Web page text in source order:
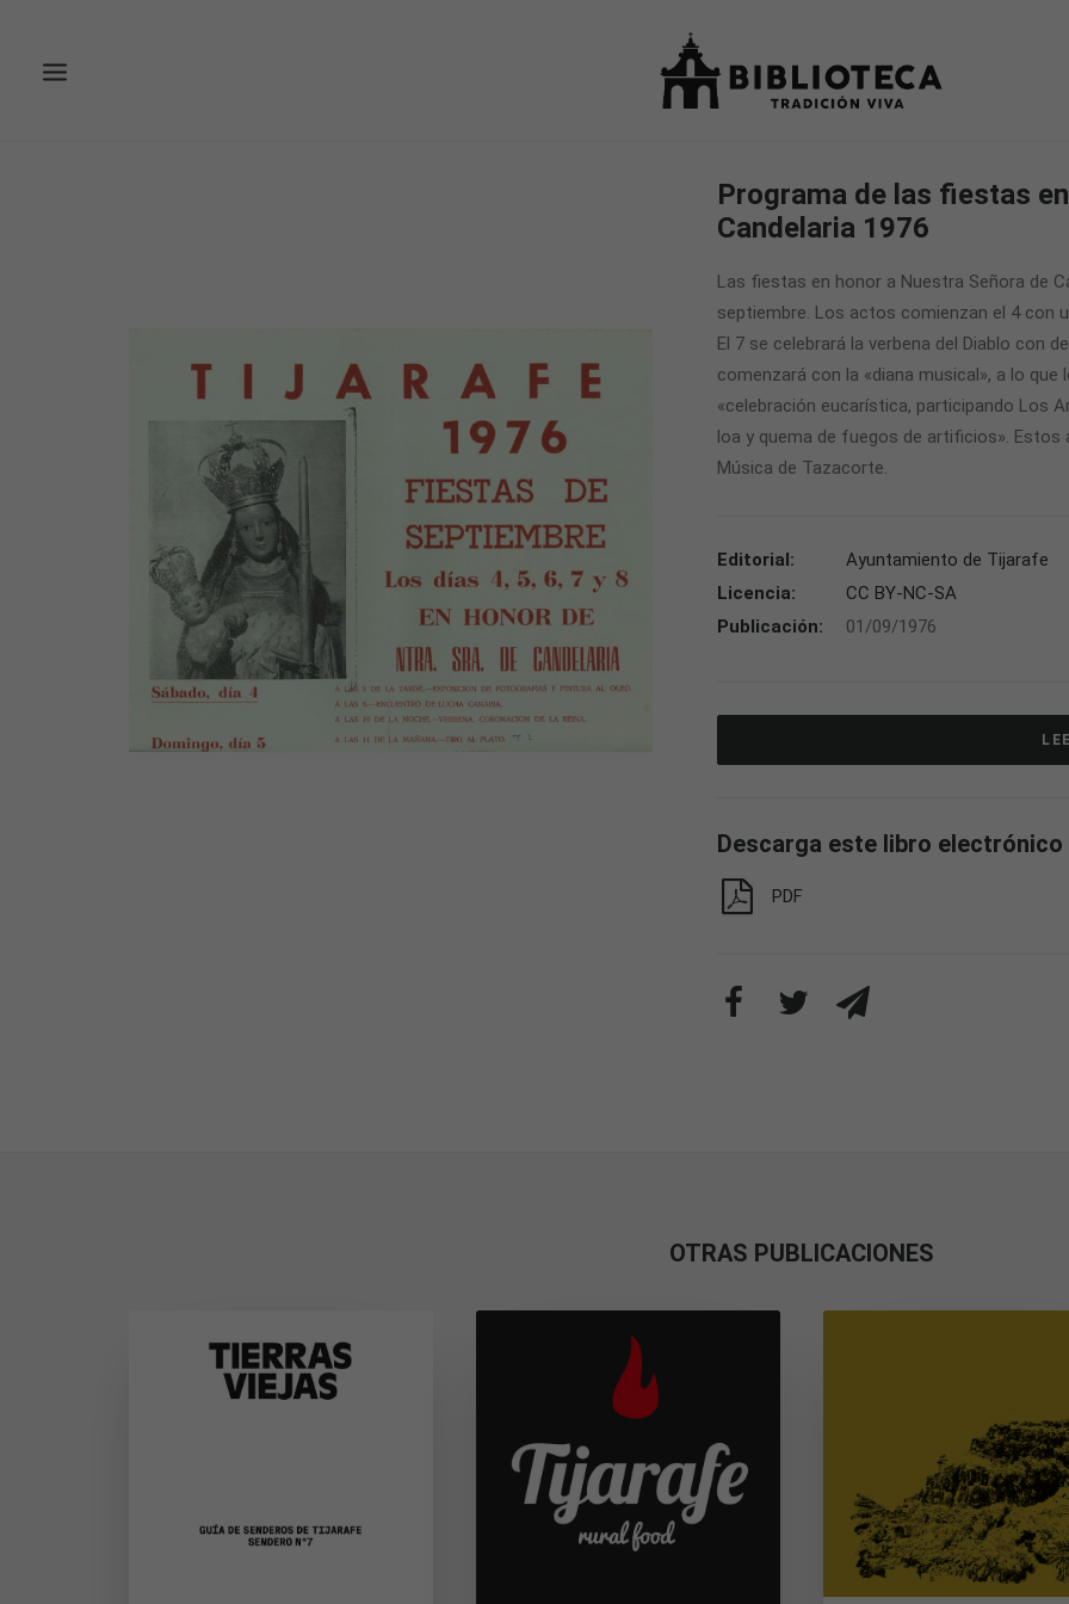
Programa de las fiestas
Candelaria 1976
Las fiestas en honor a Nuestra Señora de
septiembre. Los actos comienzan el 4 con
El 7 se celebrará la verbena del Diablo con
comenzará con la «diana musical», a lo
«celebración eucarística, participando Los
loa y quema de fuegos de artificios».
Música de Tazacorte.
Editorial:
Ayuntamiento de Tijarafe
Licencia:
CC BY-NC-SA
Publicación:
01/09/1976
Descarga este libro electrónico
PDF
OTRAS PUBLICACIONES